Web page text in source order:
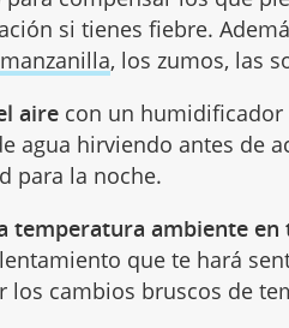
si tienes fiebre.
, los zumos, las
aire con un
agua hirviendo antes de
para la noche.
temperatura ambiente en
que te hará
los cambios bruscos de